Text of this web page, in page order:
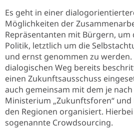
Es geht in einer
Möglichkeiten der
Repräsentanten mit Bürgern, um
Politik, letztlich um die
und ernst genommen zu
dialogischen Weg bereits
einen Zukunftsausschuss
auch gemeinsam mit dem je
Ministerium „Zukunftsforen“
den Regionen organisiert.
sogenannte Crowdsourcing.